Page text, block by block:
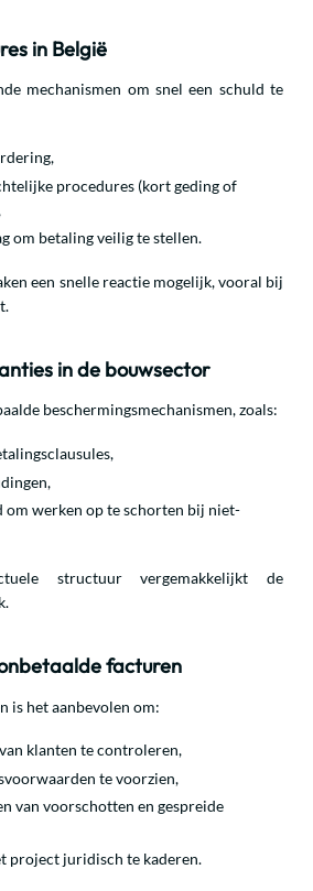
in België
mechanismen om snel een schuld te
procedures (kort geding of
om betaling veilig te stellen.
een snelle reactie mogelijk, vooral bij
in de bouwsector
beschermingsmechanismen, zoals:
om werken op te schorten bij niet-
structuur vergemakkelijkt de
facturen
is het aanbevolen om:
klanten te controleren,
te voorzien,
van voorschotten en gespreide
project juridisch te kaderen.